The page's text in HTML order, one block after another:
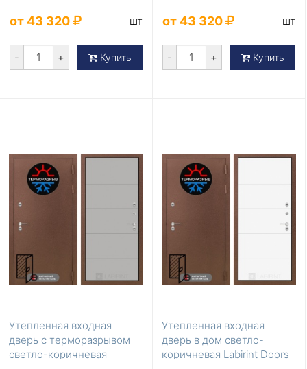
от 43 320 шт
- + Купить
от 43 320 шт
- + Купить
Утепленная входная
дверь с терморазрывом
светло-коричневая
Утепленная входная
дверь в дом светло-
коричневая Labirint Doors